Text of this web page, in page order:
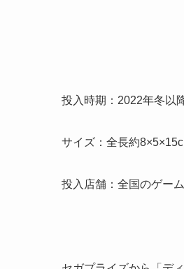
投入時期：2022年冬以
サイズ：全長約
投入店舗：全国のゲー